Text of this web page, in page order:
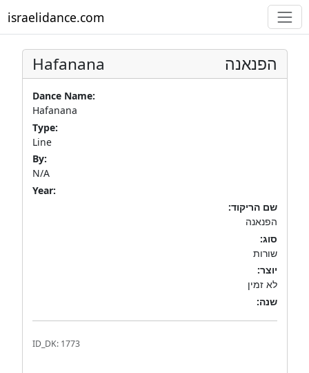
israelidance.com
Hafanana הפנאנה
Dance Name:
Hafanana
Type:
Line
By:
N/A
Year:
שם הריקוד:
הפנאנה
סוג:
שורות
יוצר:
לא זמין
שנה:
ID_DK: 1773